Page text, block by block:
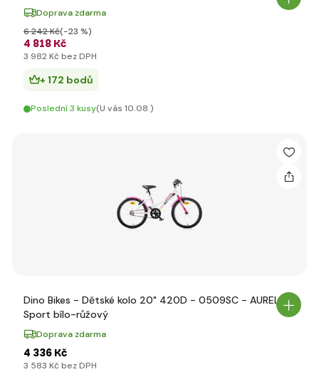
Doprava zdarma
4 818 Kč
6 242 Kč(-23 %)
3 982 Kč bez DPH
+ 172 bodů
Poslední 3 kusy(U vás 10.08.)
Dino Bikes - Dětské kolo 20" 420D - 0509SC - AURELIA
Sport bílo-růžový
Doprava zdarma
4 336 Kč
3 583 Kč bez DPH